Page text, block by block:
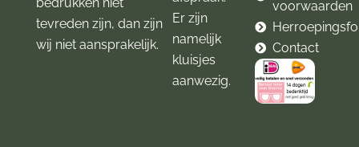
tevreden zijn, dan zijn
wij niet aansprakelijk.
Er zijn
namelijk
kluisjes
aanwezig.
voorwaarden
Contact